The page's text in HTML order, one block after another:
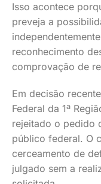
Isso acontece
preveja a
reconhecimento
comprovação de
Em decisão
Federal da 1ª
rejeitado o pedido
público federal. O
cerceamento de
julgado sem a